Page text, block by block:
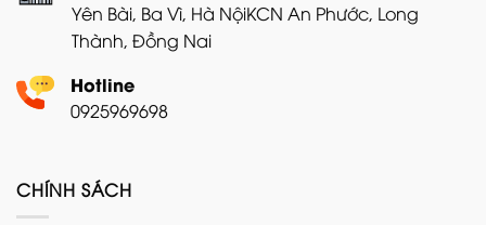
Yên Bài, Ba Vì, Hà NộiKCN An Phước, Long
Thành, Đồng Nai
Hotline
0925969698
CHÍNH SÁCH